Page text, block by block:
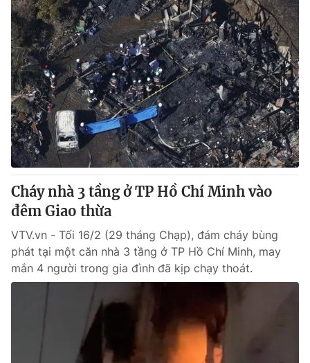
Cháy nhà 3 tầng ở TP Hồ Chí Minh vào
đêm Giao thừa
VTV.vn - Tối 16/2 (29 tháng Chạp), đám cháy bùng
phát tại một căn nhà 3 tầng ở TP Hồ Chí Minh, may
mắn 4 người trong gia đình đã kịp chạy thoát.